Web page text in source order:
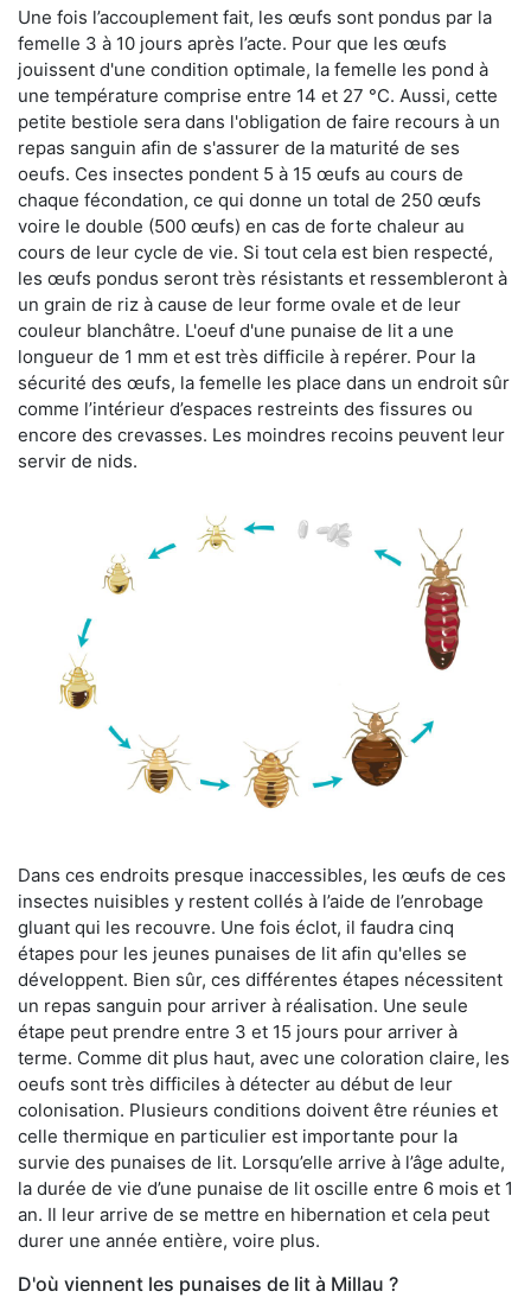
Une fois l’accouplement fait, les œufs sont pondus par la
femelle 3 à 10 jours après l’acte. Pour que les œufs
jouissent d'une condition optimale, la femelle les pond à
une température comprise entre 14 et 27 °C. Aussi, cette
petite bestiole sera dans l'obligation de faire recours à un
repas sanguin afin de s'assurer de la maturité de ses
oeufs. Ces insectes pondent 5 à 15 œufs au cours de
chaque fécondation, ce qui donne un total de 250 œufs
voire le double (500 œufs) en cas de forte chaleur au
cours de leur cycle de vie. Si tout cela est bien respecté,
les œufs pondus seront très résistants et ressembleront à
un grain de riz à cause de leur forme ovale et de leur
couleur blanchâtre. L'oeuf d'une punaise de lit a une
longueur de 1 mm et est très difficile à repérer. Pour la
sécurité des œufs, la femelle les place dans un endroit sûr
comme l’intérieur d’espaces restreints des fissures ou
encore des crevasses. Les moindres recoins peuvent leur
servir de nids.
Dans ces endroits presque inaccessibles, les œufs de ces
insectes nuisibles y restent collés à l’aide de l’enrobage
gluant qui les recouvre. Une fois éclot, il faudra cinq
étapes pour les jeunes punaises de lit afin qu'elles se
développent. Bien sûr, ces différentes étapes nécessitent
un repas sanguin pour arriver à réalisation. Une seule
étape peut prendre entre 3 et 15 jours pour arriver à
terme. Comme dit plus haut, avec une coloration claire, les
oeufs sont très difficiles à détecter au début de leur
colonisation. Plusieurs conditions doivent être réunies et
celle thermique en particulier est importante pour la
survie des punaises de lit. Lorsqu’elle arrive à l’âge adulte,
la durée de vie d’une punaise de lit oscille entre 6 mois et 1
an. Il leur arrive de se mettre en hibernation et cela peut
durer une année entière, voire plus.
D'où viennent les punaises de lit à Millau ?